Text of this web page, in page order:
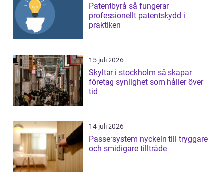
Patentbyrå så fungerar
professionellt patentskydd i
praktiken
15 juli 2026
Skyltar i stockholm så skapar
företag synlighet som håller över
tid
14 juli 2026
Passersystem nyckeln till tryggare
och smidigare tillträde